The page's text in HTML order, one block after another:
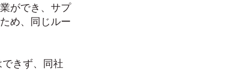
ができ、サプ
め、同じルー
きず、同社